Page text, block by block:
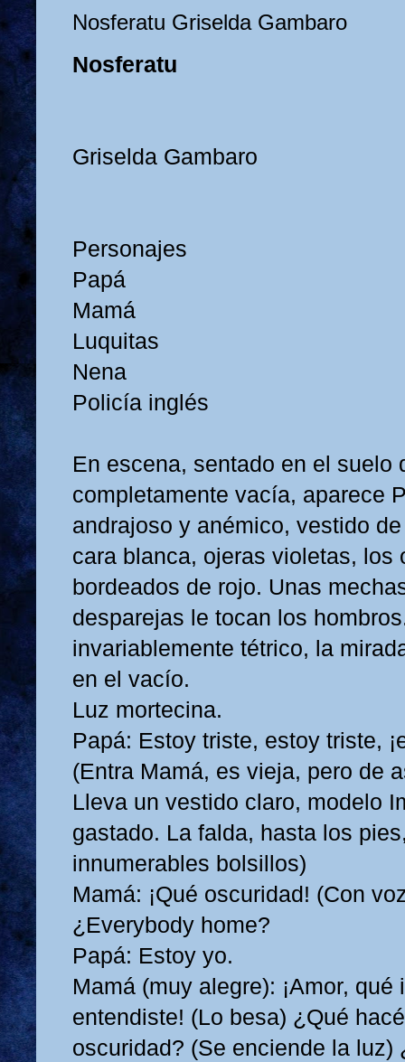
Nosferatu Griselda Gambaro
Nosferatu
Griselda Gambaro
Personajes
Papá
Mamá
Luquitas
Nena
Policía inglés
En escena, sentado en el suelo
completamente vacía, aparece
andrajoso y anémico, vestido
cara blanca, ojeras violetas, los
bordeados de rojo. Unas
desparejas le tocan los
invariablemente tétrico, la
en el vacío.
Luz mortecina.
Papá: Estoy triste, estoy triste,
(Entra Mamá, es vieja, pero de
Lleva un vestido claro, modelo
gastado. La falda, hasta los
innumerables bolsillos)
Mamá: ¡Qué oscuridad! (Con
¿Everybody home?
Papá: Estoy yo.
Mamá (muy alegre): ¡Amor, qué
entendiste! (Lo besa) ¿Qué
oscuridad? (Se enciende la